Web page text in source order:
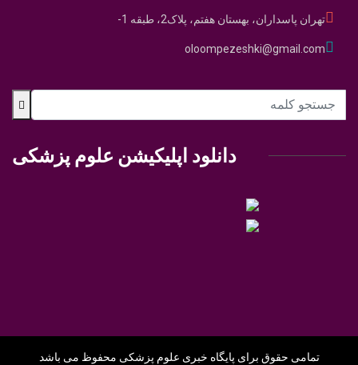
تهران پاسداران، بهستان هفتم، پلاک2، طبقه 1-
oloompezeshki@gmail.com
دانلود اپلیکیشن علوم پزشکی
تمامی حقوق برای پایگاه خبری علوم پزشکی محفوظ می باشد